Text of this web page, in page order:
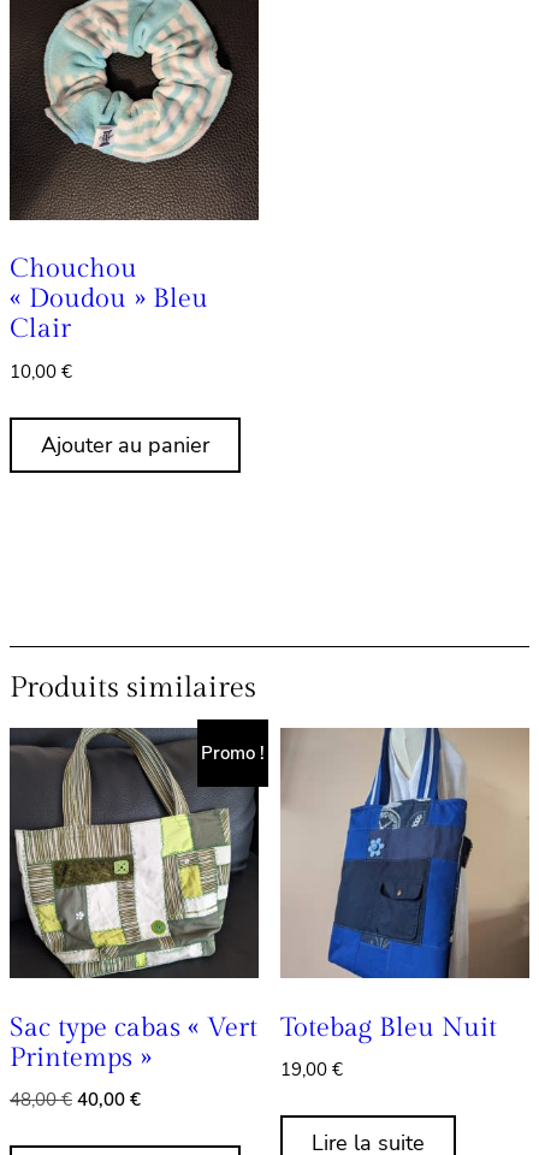
Chouchou
« Doudou » Bleu
Clair
10,00€
Ajouter au panier
Produits similaires
Promo !
Sac type cabas « Vert
Printemps »
48,00€Le
40,00€Le
Totebag Bleu Nuit
19,00€
Lire la suite